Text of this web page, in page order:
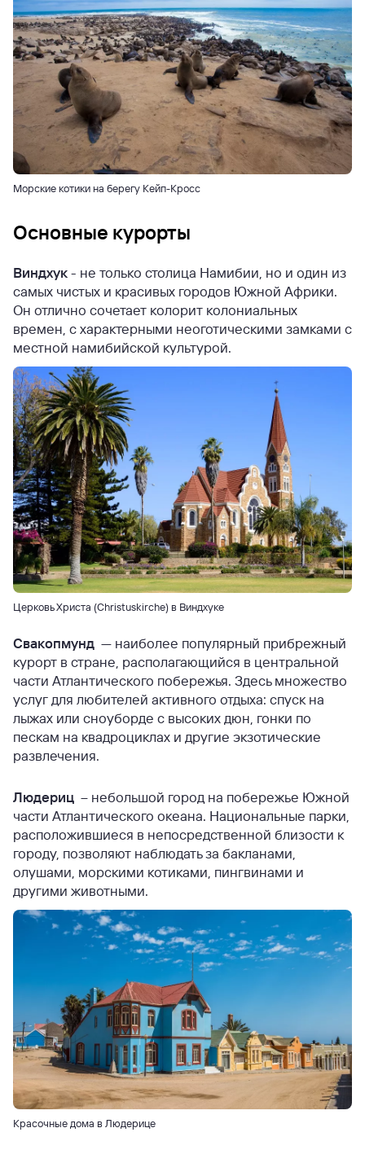
Морские котики на берегу Кейп-Кросс
Основные курорты
Виндхук- не только столица Намибии, но и один из
самых чистых и красивых городов Южной Африки.
Он отлично сочетает колорит колониальных
времен, с характерными неоготическими замками с
местной намибийской культурой.
Церковь Христа (Christuskirche) в Виндхуке
Свакопмунд — наиболее популярный прибрежный
курорт в стране, располагающийся в центральной
части Атлантического побережья. Здесь множество
услуг для любителей активного отдыха: спуск на
лыжах или сноуборде с высоких дюн, гонки по
пескам на квадроциклах и другие экзотические
развлечения.
Людериц – небольшой город на побережье Южной
части Атлантического океана. Национальные парки,
расположившиеся в непосредственной близости к
городу, позволяют наблюдать за бакланами,
олушами, морскими котиками, пингвинами и
другими животными.
Красочные дома в Людерице